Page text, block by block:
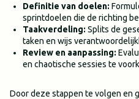
Definitie van doelen:
sprintdoelen die de richting
Taakverdeling: Splits de
taken en wijs
Review en aanpassing:
en chaotische sessies te
Door deze stappen te volgen en